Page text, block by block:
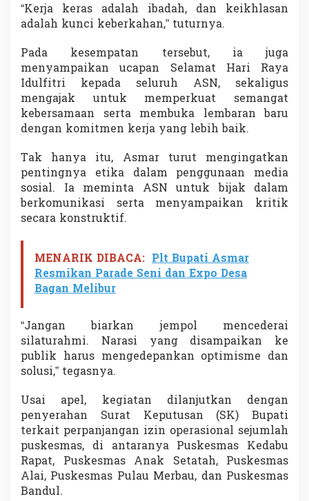
“Kerja keras adalah ibadah, dan keikhlasan
adalah kunci keberkahan,” tuturnya.
Pada kesempatan tersebut, ia juga
menyampaikan ucapan Selamat Hari Raya
Idulfitri kepada seluruh ASN, sekaligus
mengajak untuk memperkuat semangat
kebersamaan serta membuka lembaran baru
dengan komitmen kerja yang lebih baik.
Tak hanya itu, Asmar turut mengingatkan
pentingnya etika dalam penggunaan media
sosial. Ia meminta ASN untuk bijak dalam
berkomunikasi serta menyampaikan kritik
secara konstruktif.
MENARIK DIBACA: Plt Bupati Asmar
Resmikan Parade Seni dan Expo Desa
Bagan Melibur
“Jangan biarkan jempol mencederai
silaturahmi. Narasi yang disampaikan ke
publik harus mengedepankan optimisme dan
solusi,” tegasnya.
Usai apel, kegiatan dilanjutkan dengan
penyerahan Surat Keputusan (SK) Bupati
terkait perpanjangan izin operasional sejumlah
puskesmas, di antaranya Puskesmas Kedabu
Rapat, Puskesmas Anak Setatah, Puskesmas
Alai, Puskesmas Pulau Merbau, dan Puskesmas
Bandul.